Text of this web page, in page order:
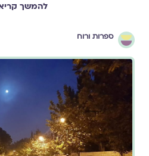
להמשך
ספרות ורוח